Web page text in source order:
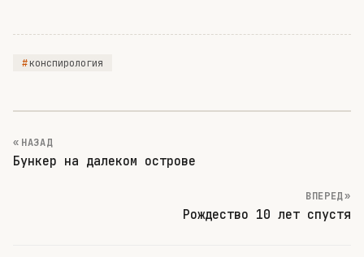
конспирология
« НАЗАД
Бункер на далеком острове
ВПЕРЕД »
Рождество 10 лет спустя